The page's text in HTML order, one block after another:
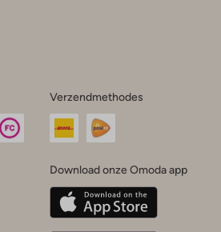
Verzendmethodes
Download onze Omoda app